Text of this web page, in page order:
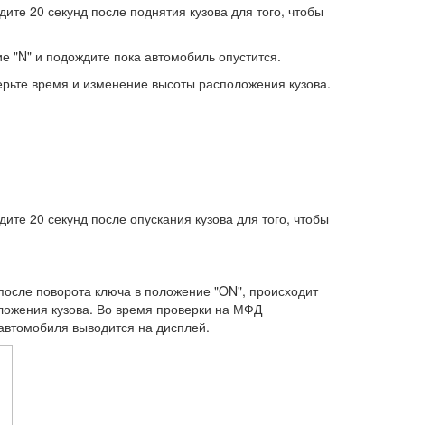
20 секунд после поднятия кузова для того, чтобы
и подождите пока автомобиль опустится.
время и изменение высоты расположения кузова.
20 секунд после опускания кузова для того, чтобы
поворота ключа в положение "ON", происходит
кузова. Во время проверки на МФД
выводится на дисплей.